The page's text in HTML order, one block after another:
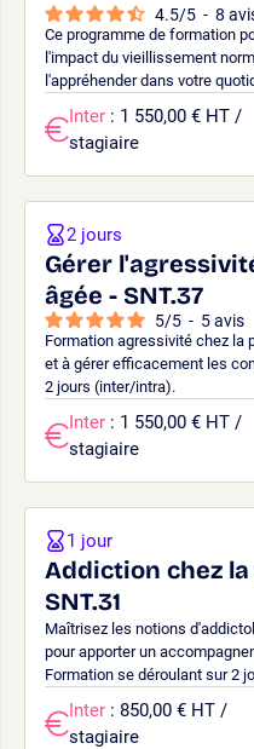
4.5/5 - 8
Ce programme de formation
l'impact du vieillissement
l'appréhender dans votre
Inter : 1 550,00 € HT /
stagiaire
Gérer
âgée - SNT.37
5/5 - 5avis
Formation agressivité chez la
et à gérer efficacement les
2 jours (inter/intra).
2 jours
Inter : 1 550,00 € HT /
stagiaire
Addiction chez
SNT.31
Maîtrisez les notions
pour apporter un
Formation se déroulant sur 2
1 jour
Inter : 850,00 € HT /
stagiaire